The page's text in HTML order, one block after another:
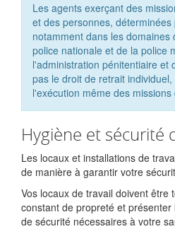
Les agents exerçant des
et des personnes,
notamment dans les domaines
police nationale et de la police
l'administration pénitentiaire et
pas le droit de retrait
l'exécution même des
Hygiène et sécurité
Les locaux et installations de
de manière à garantir votre
Vos locaux de travail doivent être
constant de propreté et
de sécurité nécessaires à votre